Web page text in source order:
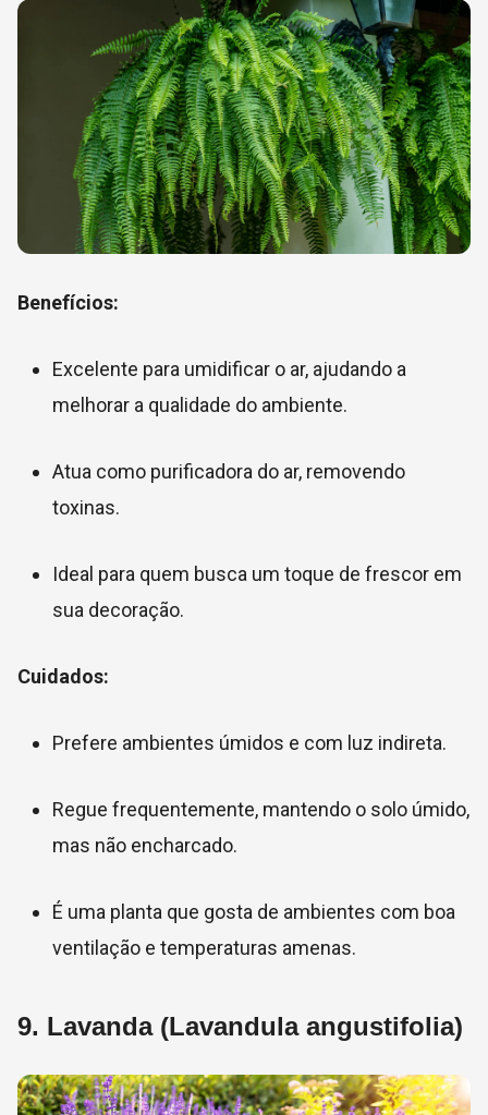
Benefícios:
Excelente para umidificar o ar, ajudando a
melhorar a qualidade do ambiente.
Atua como purificadora do ar, removendo
toxinas.
Ideal para quem busca um toque de frescor em
sua decoração.
Cuidados:
Prefere ambientes úmidos e com luz indireta.
Regue frequentemente, mantendo o solo úmido,
mas não encharcado.
É uma planta que gosta de ambientes com boa
ventilação e temperaturas amenas.
9. Lavanda (Lavandula angustifolia)